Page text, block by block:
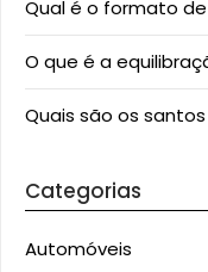
Qual é o formato
O que é a
Quais são os
Categorias
Automóveis